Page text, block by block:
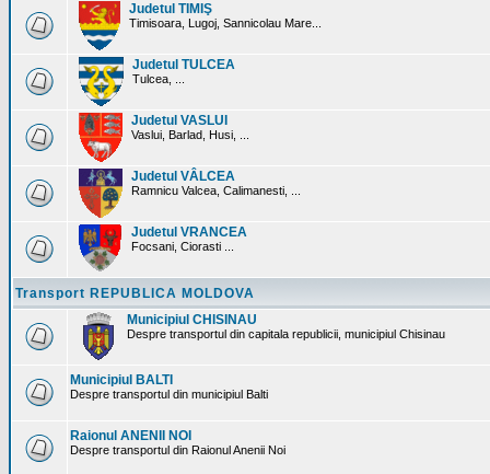
Judetul TIMIŞ
Timisoara, Lugoj, Sannicolau Mare...
Judetul TULCEA
Tulcea, ...
Judetul VASLUI
Vaslui, Barlad, Husi, ...
Judetul VÂLCEA
Ramnicu Valcea, Calimanesti, ...
Judetul VRANCEA
Focsani, Ciorasti ...
Transport REPUBLICA MOLDOVA
Municipiul CHISINAU
Despre transportul din capitala republicii, municipiul Chisinau
Municipiul BALTI
Despre transportul din municipiul Balti
Raionul ANENII NOI
Despre transportul din Raionul Anenii Noi